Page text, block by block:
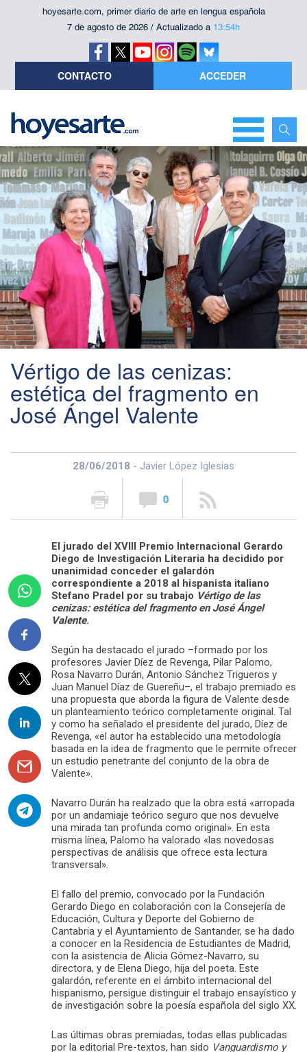
hoyesarte.com, primer diario de arte en lengua española
7 de agosto de 2026 / Actualizado a 13:54h
CONTACTO ACCEDER
Vértigo de las cenizas:
estética del fragmento en
José Ángel Valente
28/06/2018 - Javier López Iglesias
0
El jurado del XVIII Premio Internacional Gerardo
Diego de Investigación Literaria ha decidido por
unanimidad conceder el galardón
correspondiente a 2018 al hispanista italiano
Stefano Pradel por su trabajo Vértigo de las
cenizas: estética del fragmento en José Ángel
Valente.
Según ha destacado el jurado –formado por los
profesores Javier Díez de Revenga, Pilar Palomo,
Rosa Navarro Durán, Antonio Sánchez Trigueros y
Juan Manuel Díaz de Guereñu–, el trabajo premiado es
una propuesta que aborda la figura de Valente desde
un planteamiento teórico completamente original. Tal
y como ha señalado el presidente del jurado, Díez de
Revenga, «el autor ha establecido una metodología
basada en la idea de fragmento que le permite ofrecer
un estudio penetrante del conjunto de la obra de
Valente».
Navarro Durán ha realzado que la obra está «arropada
por un andamiaje teórico seguro que nos devuelve
una mirada tan profunda como original». En esta
misma línea, Palomo ha valorado «las novedosas
perspectivas de análisis que ofrece esta lectura
transversal».
El fallo del premio, convocado por la Fundación
Gerardo Diego en colaboración con la Consejería de
Educación, Cultura y Deporte del Gobierno de
Cantabria y el Ayuntamiento de Santander, se ha dado
a conocer en la Residencia de Estudiantes de Madrid,
con la asistencia de Alicia Gómez-Navarro, su
directora, y de Elena Diego, hija del poeta. Este
galardón, referente en el ámbito internacional del
hispanismo, persigue distinguir el trabajo ensayístico y
de investigación sobre la poesía española del siglo XX.
Las últimas obras premiadas, todas ellas publicadas
por la editorial Pre-textos, han sido Vanguardismo y